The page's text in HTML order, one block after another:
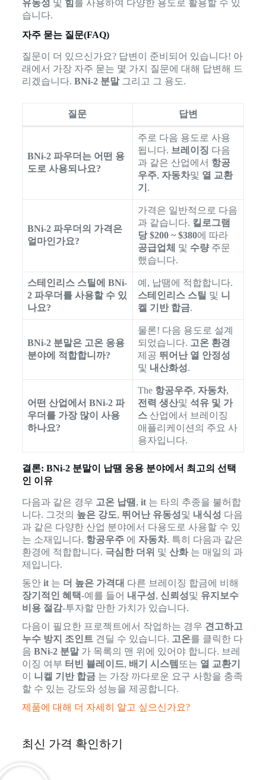
유동성 및 힘 를 사용하여 다양한 용도로 활용할 수 있
습니다.
자주 묻는 질문(FAQ)
질문이 더 있으신가요? 답변이 준비되어 있습니다! 아
래에서 가장 자주 묻는 몇 가지 질문에 대해 답변해 드
리겠습니다. BNi-2 분말그리고 그 용도.
질문 답변
BNi-2 파우더는 어떤 용
도로 사용되나요?
주로 다음 용도로 사용
됩니다. 브레이징 다음
과 같은 산업에서 항공
우주, 자동차및 열 교환
기 .
BNi-2 파우더의 가격은
얼마인가요?
가격은 일반적으로 다음
과 같습니다. 킬로그램
당 $200 ~ $380에 따라
공급업체
및 수량주문
했습니다.
스테인리스 스틸에 BNi-
2 파우더를 사용할 수 있
나요?
예, 납땜에 적합합니다.
스테인리스 스틸 및 니
켈 기반 합금.
BNi-2 분말은 고온 응용
분야에 적합합니까?
물론! 다음 용도로 설계
되었습니다. 고온 환경
제공 뛰어난 열 안정성
및 내산화성.
어떤 산업에서 BNi-2 파
우더를 가장 많이 사용
하나요?
The 항공우주, 자동차,
전력 생산및 석유 및 가
스산업에서 브레이징
애플리케이션의 주요 사
용자입니다.
결론: BNi-2 분말이 납땜 응용 분야에서 최고의 선택
인 이유
다음과 같은 경우 고온 납땜 , it는 타의 추종을 불허합
니다. 그것의 높은 강도, 뛰어난 유동성및 내식성 다음
과 같은 다양한 산업 분야에서 다용도로 사용할 수 있
는 소재입니다. 항공우주에 자동차. 특히 다음과 같은
환경에 적합합니다. 극심한 더위 및 산화는 매일의 과
제입니다.
동안 it는 더 높은 가격대 다른 브레이징 합금에 비해
장기적인 혜택-예를 들어 내구성, 신뢰성및 유지보수
비용 절감-투자할 만한 가치가 있습니다.
다음이 필요한 프로젝트에서 작업하는 경우 견고하고
누수 방지 조인트견딜 수 있습니다. 고온를 클릭한 다
음 BNi-2 분말가 목록의 맨 위에 있어야 합니다. 브레
이징 여부 터빈 블레이드, 배기 시스템 또는 열 교환기
이 니켈 기반 합금는 가장 까다로운 요구 사항을 충족
할 수 있는 강도와 성능을 제공합니다.
제품에 대해 더 자세히 알고 싶으신가요?
최신 가격 확인하기